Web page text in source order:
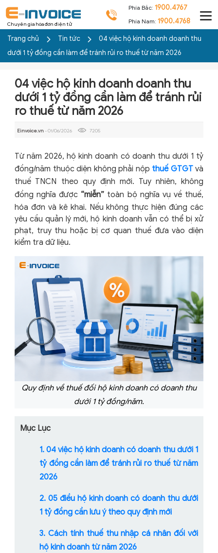
Chuyên gia hóa đơn điện tử
Phía Bắc: 1900.4767
Phía Nam: 1900.4768
Trang chủ Tin tức
04 việc hộ kinh doanh doanh thu
dưới 1 tỷ đồng cần làm để tránh rủi ro thuế từ năm 2026
04 việc hộ kinh doanh doanh thu
dưới 1 tỷ đồng cần làm để tránh rủi
ro thuế từ năm 2026
Einvoice.vn- 01/06/2026 7205
Từ năm 2026, hộ kinh doanh có doanh thu dưới 1 tỷ
đồng/năm thuộc diện không phải nộp thuế GTGTvà
thuế TNCN theo quy định mới. Tuy nhiên, không
đồng nghĩa được “miễn” toàn bộ nghĩa vụ về thuế,
hóa đơn và kê khai. Nếu không thực hiện đúng các
yêu cầu quản lý mới, hộ kinh doanh vẫn có thể bị xử
phạt, truy thu hoặc bị cơ quan thuế đưa vào diện
kiểm tra dữ liệu.
Quy định về thuế đối hộ kinh doanh có doanh thu
dưới 1 tỷ đồng/năm.
Mục Lục
1. 04 việc hộ kinh doanh có doanh thu dưới 1
tỷ đồng cần làm để tránh rủi ro thuế từ năm
2026
2. 05 điều hộ kinh doanh có doanh thu dưới
1 tỷ đồng cần lưu ý theo quy định mới
3. Cách tính thuế thu nhập cá nhân đối với
hộ kinh doanh từ năm 2026